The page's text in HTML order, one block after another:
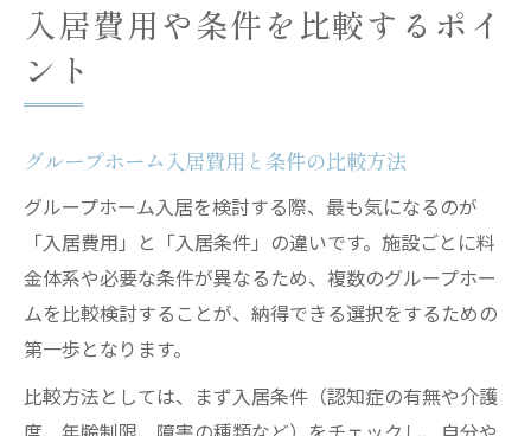
入居費用や条件を比較するポイ
ント
グループホーム入居費用と条件の比較方法
グループホーム入居を検討する際、最も気になるのが
「入居費用」と「入居条件」の違いです。施設ごとに料
金体系や必要な条件が異なるため、複数のグループホー
ムを比較検討することが、納得できる選択をするための
第一歩となります。
比較方法としては、まず入居条件（認知症の有無や介護